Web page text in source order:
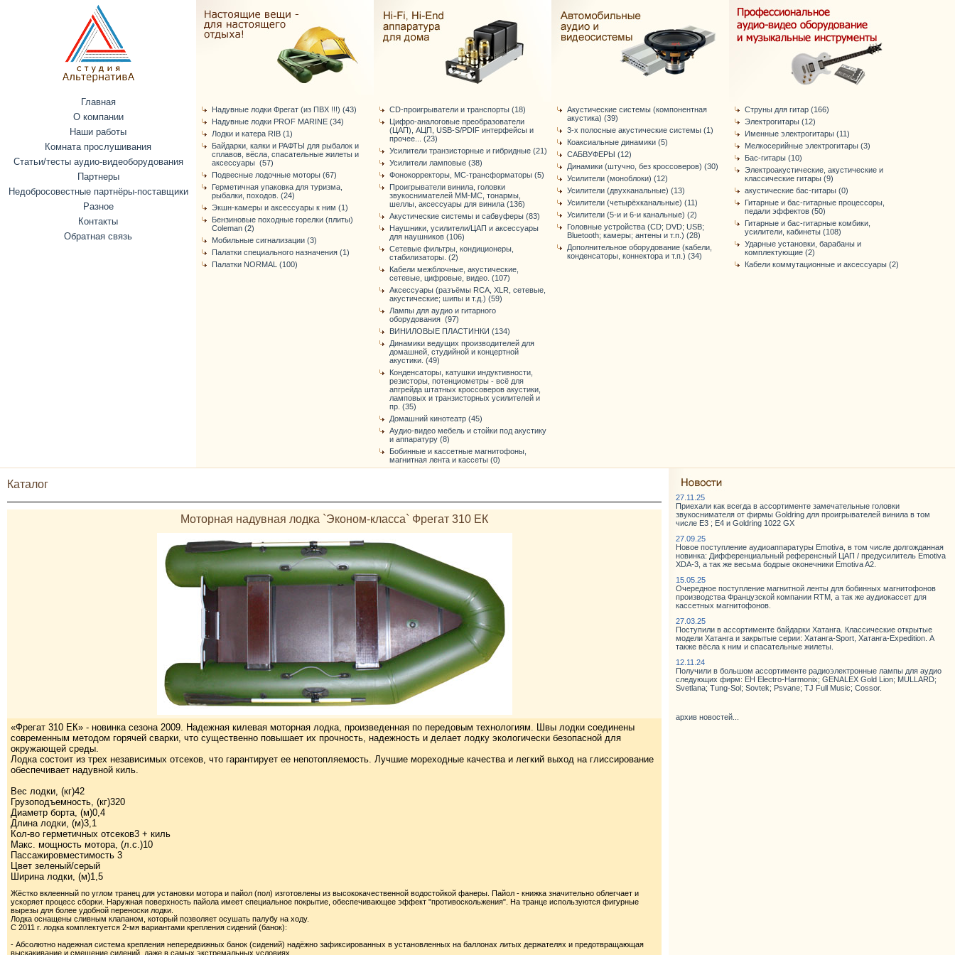
Главная
О компании
Наши работы
Комната прослушивания
Статьи/тесты аудио-видеоборудования
Партнеры
Недобросовестные партнёры-поставщики
Разное
Контакты
Обратная связь
Надувные лодки Фрегат (из ПВХ !!!) (43)
Надувные лодки PROF MARINE (34)
Лодки и катера RIB (1)
Байдарки, каяки и РАФТЫ для рыбалок и
сплавов, вёсла, спасательные жилеты и
аксессуары (57)
Подвесные лодочные моторы (67)
Герметичная упаковка для туризма,
рыбалки, походов. (24)
Экшн-камеры и аксессуары к ним (1)
Бензиновые походные горелки (плиты)
Coleman (2)
Мобильные сигнализации (3)
Палатки специального назначения (1)
Палатки NORMAL (100)
CD-проигрыватели и транспорты (18)
Цифро-аналоговые преобразователи
(ЦАП), АЦП, USB-S/PDIF интерфейсы и
прочее... (23)
Усилители транзисторные и гибридные (21)
Усилители ламповые (38)
Фонокорректоры, МС-трансформаторы (5)
Проигрыватели винила, головки
звукоснимателей ММ-МС, тонармы,
шеллы, аксессуары для винила (136)
Акустические системы и сабвуферы (83)
Наушники, усилители/ЦАП и аксессуары
для наушников (106)
Сетевые фильтры, кондиционеры,
стабилизаторы. (2)
Кабели межблочные, акустические,
сетевые, цифровые, видео. (107)
Аксессуары (разъёмы RCA, XLR, сетевые,
акустические; шипы и т.д.) (59)
Лампы для аудио и гитарного
оборудования (97)
ВИНИЛОВЫЕ ПЛАСТИНКИ (134)
Динамики ведущих производителей для
домашней, студийной и концертной
акустики. (49)
Конденсаторы, катушки индуктивности,
резисторы, потенциометры - всё для
апгрейда штатных кроссоверов акустики,
ламповых и транзисторных усилителей и
пр. (35)
Домашний кинотеатр (45)
Аудио-видео мебель и стойки под акустику
и аппаратуру (8)
Бобинные и кассетные магнитофоны,
магнитная лента и кассеты (0)
Акустические системы (компонентная
акустика) (39)
3-х полосные акустические системы (1)
Коаксиальные динамики (5)
САБВУФЕРЫ (12)
Динамики (штучно, без кроссоверов) (30)
Усилители (моноблоки) (12)
Усилители (двухканальные) (13)
Усилители (четырёхканальные) (11)
Усилители (5-и и 6-и канальные) (2)
Головные устройства (CD; DVD; USB;
Bluetooth; камеры; антены и т.п.) (28)
Дополнительное оборудование (кабели,
конденсаторы, коннектора и т.п.) (34)
Струны для гитар (166)
Электрогитары (12)
Именные электрогитары (11)
Мелкосерийные электрогитары (3)
Бас-гитары (10)
Электроакустические, акустические и
классические гитары (9)
акустические бас-гитары (0)
Гитарные и бас-гитарные процессоры,
педали эффектов (50)
Гитарные и бас-гитарные комбики,
усилители, кабинеты (108)
Ударные установки, барабаны и
комплектующие (2)
Кабели коммутационные и аксессуары (2)
Каталог
Моторная надувная лодка `Эконом-класса` Фрегат 310 ЕК
«Фрегат 310 ЕК» - новинка сезона 2009. Надежная килевая моторная лодка, произведенная по передовым технологиям. Швы лодки соединены
современным методом горячей сварки, что существенно повышает их прочность, надежность и делает лодку экологически безопасной для
окружающей среды.
Лодка состоит из трех независимых отсеков, что гарантирует ее непотопляемость. Лучшие мореходные качества и легкий выход на глиссирование
обеспечивает надувной киль.
Вес лодки, (кг)42
Грузоподъемность, (кг)320
Диаметр борта, (м)0,4
Длина лодки, (м)3,1
Кол-во герметичных отсеков3 + киль
Макс. мощность мотора, (л.с.)10
Пассажировместимость 3
Цвет зеленый/серый
Ширина лодки, (м)1,5
Жёстко вклеенный по углом транец для установки мотора и пайол (пол) изготовлены из высококачественной водостойкой фанеры. Пайол - книжка значительно облегчает и
ускоряет процесс сборки. Наружная поверхность пайола имеет специальное покрытие, обеспечивающее эффект "противоскольжения". На транце используются фигурные
вырезы для более удобной переноски лодки.
Лодка оснащены сливным клапаном, который позволяет осушать палубу на ходу.
С 2011 г. лодка комплектуется 2-мя вариантами крепления сидений (банок):
- Абсолютно надежная система крепления непередвижных банок (сидений) надёжно зафиксированных в установленных на баллонах литых держателях и предотвращающая
выскакивание и смещение сидений, даже в самых экстремальных условиях.
27.11.25
Приехали как всегда в ассортименте замечательные головки
звукоснимателя от фирмы Goldring для проигрывателей винила в том
числе E3 ; E4 и Goldring 1022 GX
27.09.25
Новое поступление аудиоаппаратуры Emotiva, в том числе долгожданная
новинка: Дифференциальный референсный ЦАП / предусилитель Emotiva
XDA-3, а так же весьма бодрые оконечники Emotiva A2.
15.05.25
Очередное поступление магнитной ленты для бобинных магнитофонов
производства Французской компании RTM, а так же аудиокассет для
кассетных магнитофонов.
27.03.25
Поступили в ассортименте байдарки Хатанга. Классические открытые
модели Хатанга и закрытые серии: Хатанга-Sport, Хатанга-Expedition. А
также вёсла к ним и спасательные жилеты.
12.11.24
Получили в большом ассортименте радиоэлектронные лампы для аудио
следующих фирм: EH Electro-Harmonix; GENALEX Gold Lion; MULLARD;
Svetlana; Tung-Sol; Sovtek; Psvane; TJ Full Music; Cossor.
архив новостей...